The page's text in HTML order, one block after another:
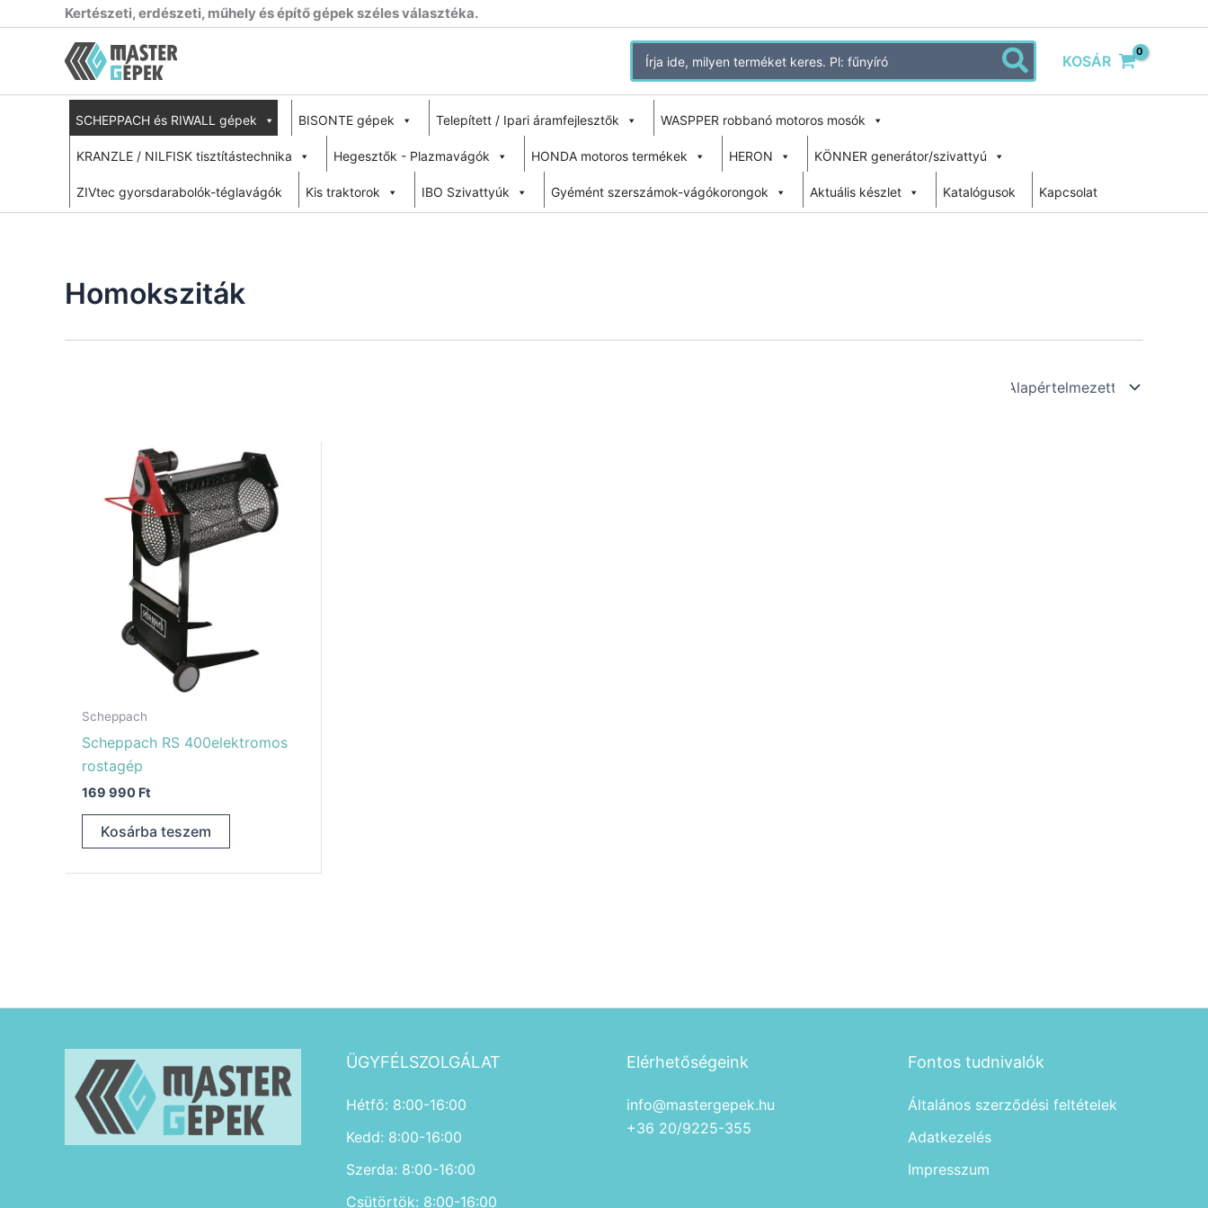
Kertészeti, erdészeti, műhely és építő gépek széles választéka.
Search
for:
KOSÁR
SCHEPPACH és RIWALL gépek BISONTE gépek Telepített / Ipari áramfejlesztők WASPPER robbanó motoros mosók
KRANZLE / NILFISK tisztítástechnika Hegesztők - Plazmavágók HONDA motoros termékek HERON KÖNNER generátor/szivattyú
ZIVtec gyorsdarabolók-téglavágók Kis traktorok IBO Szivattyúk Gyémént szerszámok-vágókorongok Aktuális készlet Katalógusok Kapcsolat
Homoksziták
Scheppach
Scheppach RS 400elektromos
rostagép
169 990 Ft
Kosárba teszem
ÜGYFÉLSZOLGÁLAT
Hétfő: 8:00-16:00
Kedd: 8:00-16:00
Szerda: 8:00-16:00
Csütörtök: 8:00-16:00
Elérhetőségeink
info@mastergepek.hu
+36 20/9225-355
Fontos tudnivalók
Általános szerződési feltételek
Adatkezelés
Impresszum